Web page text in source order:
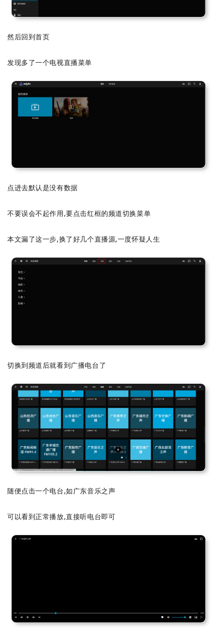
然后回到首页
发现多了一个电视直播菜单
点进去默认是没有数据
不要误会不起作用,要点击红框的频道切换菜单
本文漏了这一步,换了好几个直播源,一度怀疑人生
切换到频道后就看到广播电台了
随便点击一个电台,如广东音乐之声
可以看到正常播放,直接听电台即可